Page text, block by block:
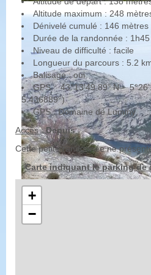
Altitude maximum : 248
Dénivelé cumulé : 146 mètres
Durée de la randonnée : 1h45
Niveau de difficulté : facile
Longueur du parcours : 5.2
Balisage : oui
GPS : 43°13'49.89" N -
5.436889°)
GPS : Domaine de Luminy
Accès:Depuis
Cette petite randonnée ne
Carte indiquant le parking de
+
−